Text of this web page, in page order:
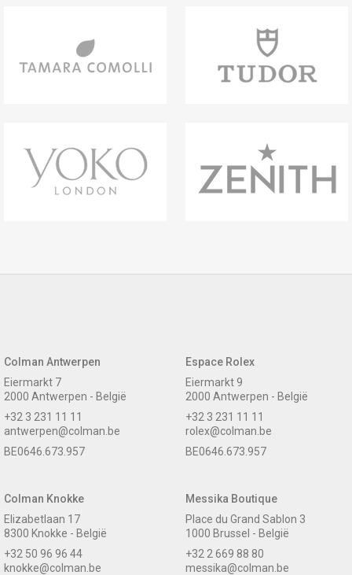
Colman Antwerpen
Eiermarkt 7
2000 Antwerpen - België
+32 3 231 11 11
antwerpen@colman.be
BE0646.673.957
Espace Rolex
Eiermarkt 9
2000 Antwerpen - België
+32 3 231 11 11
rolex@colman.be
BE0646.673.957
Colman Knokke
Elizabetlaan 17
8300 Knokke - België
+32 50 96 96 44
knokke@colman.be
Messika Boutique
Place du Grand Sablon 3
1000 Brussel - België
+32 2 669 88 80
messika@colman.be